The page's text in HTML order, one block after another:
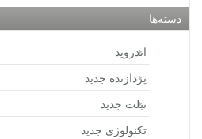
دسته‌ها
اندروید
پردازنده جدید
تبلت جدید
تکنولوژی جدید